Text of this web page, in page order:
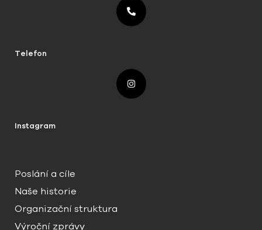
Poslání a cíle
Naše historie
Organizační struktura
Výroční zprávy
Telefon
Instagram